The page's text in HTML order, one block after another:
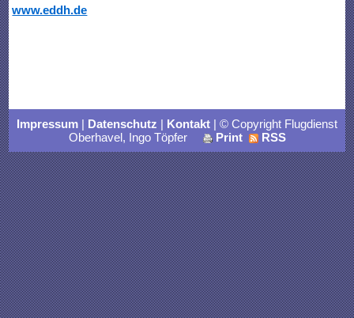
www.eddh.de
Impressum | Datenschutz | Kontakt | © Copyright Flugdienst
Oberhavel, Ingo Töpfer
Print RSS